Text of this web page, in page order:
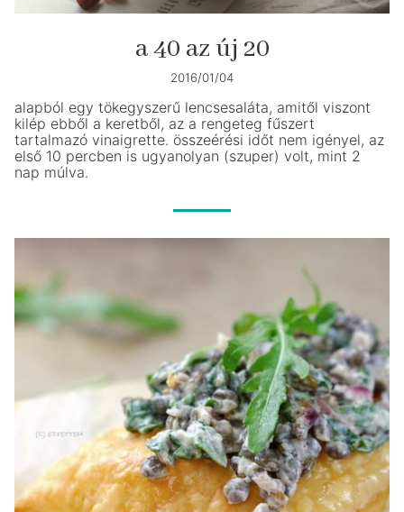
a 40 az új 20
2016/01/04
alapból egy tökegyszerű lencsesaláta, amitől viszont
kilép ebből a keretből, az a rengeteg fűszert
tartalmazó vinaigrette. összeérési időt nem igényel, az
első 10 percben is ugyanolyan (szuper) volt, mint 2
nap múlva.